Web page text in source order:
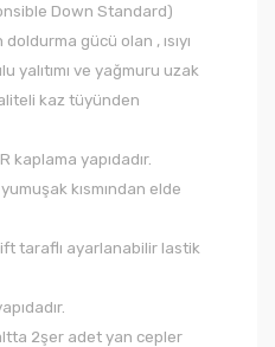
Down Standard)
gücü olan , ısıyı
yalıtımı ve yağmuru uzak
kaz tüyünden
kaplama yapıdadır.
kısmından elde
taraflı ayarlanabilir lastik
2şer adet yan cepler